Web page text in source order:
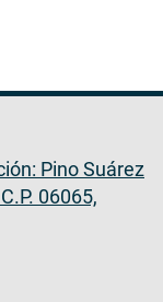
Pino Suárez
06065,